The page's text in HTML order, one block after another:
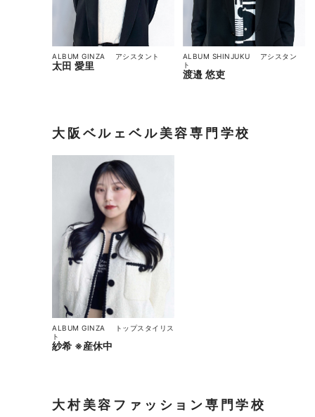
太田 愛里
ALBUM GINZA アシスタント
渡邉 悠吏
ALBUM SHINJUKU
アシスタン
ト
大阪ベルェベル美容専門学校
紗希 ※産休中
ALBUM GINZA
トップスタイリス
ト
大村美容ファッション専門学校